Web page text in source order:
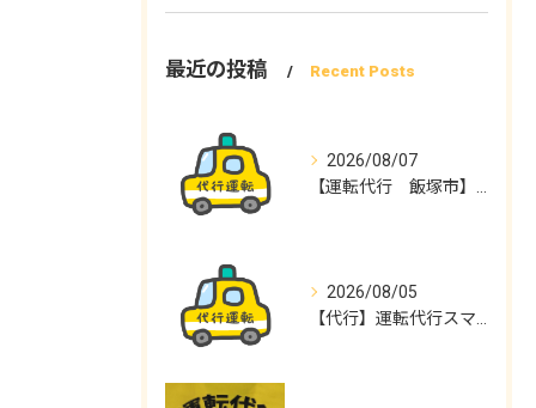
最近の投稿 Recent Posts
2026/08/07
2026/08/05